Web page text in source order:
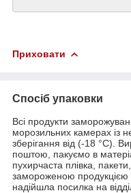
Приховати
Спосіб упаковки
Всі продукти
морозильних камерах із
зберігання від (-18 °C).
поштою, пакуємо в
пухирчаста плівка,
замороженою
надійшла посилка на